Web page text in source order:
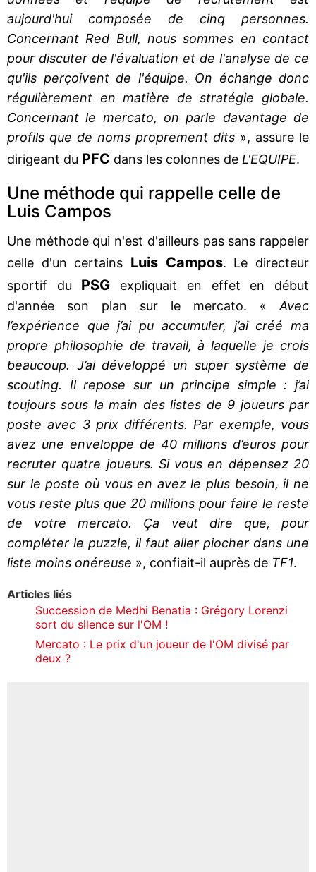
aujourd'hui composée de cinq personnes.
Concernant Red Bull, nous sommes en contact
pour discuter de l'évaluation et de l'analyse de ce
qu'ils perçoivent de l'équipe. On échange donc
régulièrement en matière de stratégie globale.
Concernant le mercato, on parle davantage de
profils que de noms proprement dits », assure le
dirigeant du PFC dans les colonnes de L'EQUIPE.
Une méthode qui rappelle celle de
Luis Campos
Une méthode qui n'est d'ailleurs pas sans rappeler
celle d'un certains Luis Campos. Le directeur
sportif du PSG
expliquait en effet en début
d'année son plan sur le mercato. « Avec
l’expérience que j’ai pu accumuler, j’ai créé ma
propre philosophie de travail, à laquelle je crois
beaucoup. J’ai développé un super système de
scouting. Il repose sur un principe simple : j’ai
toujours sous la main des listes de 9 joueurs par
poste avec 3 prix différents. Par exemple, vous
avez une enveloppe de 40 millions d’euros pour
recruter quatre joueurs. Si vous en dépensez 20
sur le poste où vous en avez le plus besoin, il ne
vous reste plus que 20 millions pour faire le reste
de votre mercato. Ça veut dire que, pour
compléter le puzzle, il faut aller piocher dans une
liste moins onéreuse », confiait-il auprès de TF1.
Articles liés
Succession de Medhi Benatia : Grégory Lorenzi
sort du silence sur l'OM !
Mercato : Le prix d'un joueur de l'OM divisé par
deux ?